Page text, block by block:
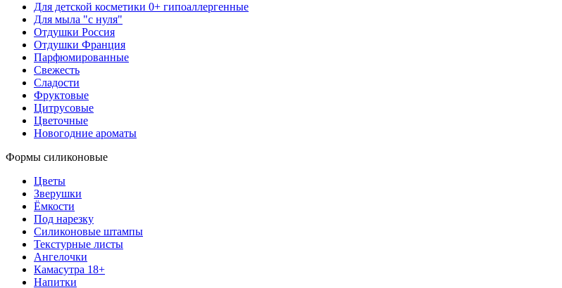
Для детской косметики 0+ гипоаллергенные
Для мыла "с нуля"
Отдушки Россия
Отдушки Франция
Парфюмированные
Свежесть
Сладости
Фруктовые
Цитрусовые
Цветочные
Новогодние ароматы
Формы силиконовые
Цветы
Зверушки
Ёмкости
Под нарезку
Силиконовые штампы
Текстурные листы
Ангелочки
Камасутра 18+
Напитки